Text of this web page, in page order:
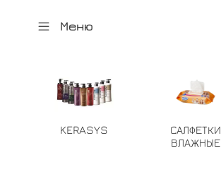
Меню
KERASYS
САЛФЕТКИ
ВЛАЖНЫЕ